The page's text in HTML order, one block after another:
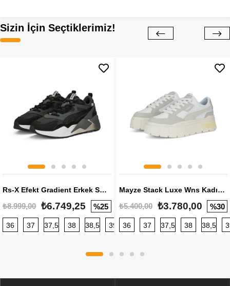
Sizin İçin Seçtiklerimiz!
Rs-X Efekt Gradient Erkek Sneaker
₺8.999,00 ₺6.749,25 %25
36 37 37,5 38 38,5 39 40 40,5 41 42 42,5
Mayze Stack Luxe Wns Kadın Sneaker
₺5.400,00 ₺3.780,00 %30
36 37 37,5 38 38,5